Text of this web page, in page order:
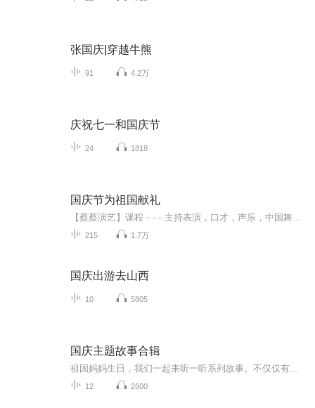
张国庆|穿越牛熊
91 4.2万
庆祝七一和国庆节
24 1818
国庆节为祖国献礼
215 1.7万
国庆出游去山西
10 5805
国庆主题故事合辑
12 2600